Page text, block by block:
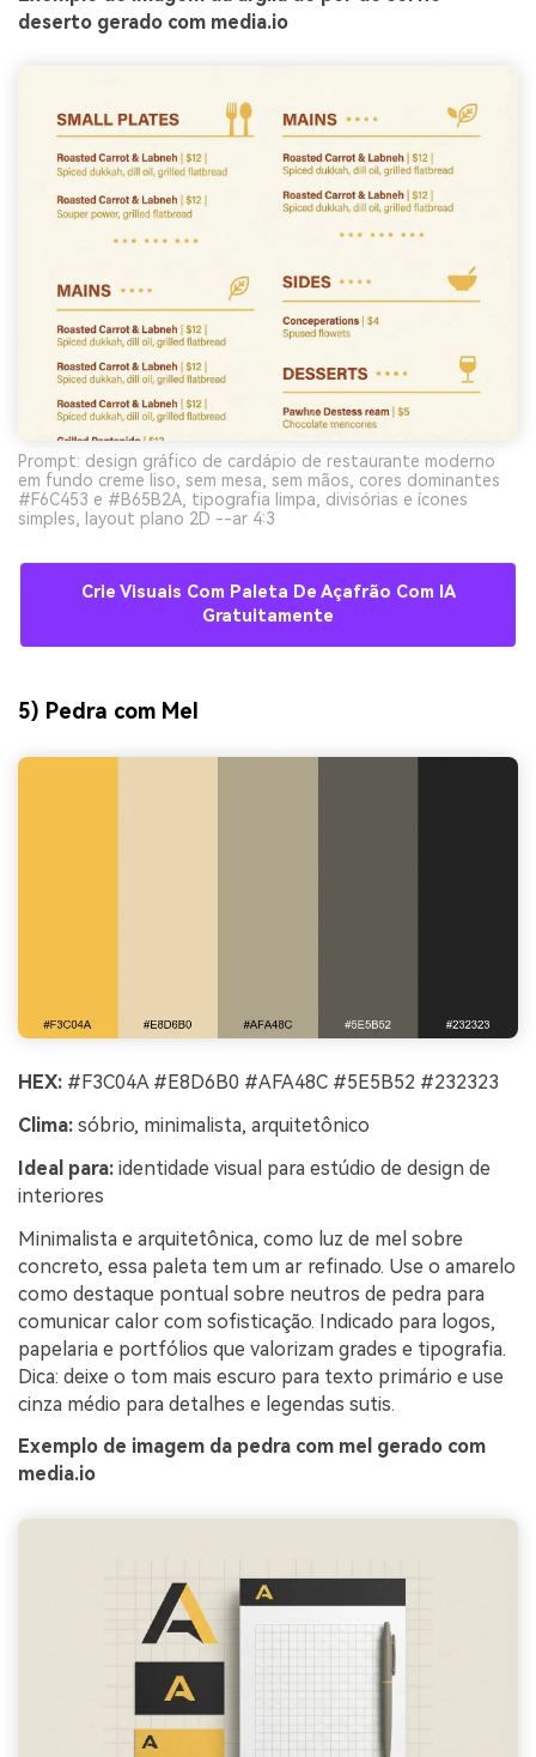
deserto gerado com media.io
Prompt: design gráfico de cardápio de restaurante moderno
em fundo creme liso, sem mesa, sem mãos, cores dominantes
#F6C453 e #B65B2A, tipografia limpa, divisórias e ícones
simples, layout plano 2D --ar 4:3
Crie Visuais Com Paleta De Açafrão Com IA
Gratuitamente
5) Pedra com Mel
HEX: #F3C04A #E8D6B0 #AFA48C #5E5B52 #232323
Clima: sóbrio, minimalista, arquitetônico
Ideal para: identidade visual para estúdio de design de
interiores
Minimalista e arquitetônica, como luz de mel sobre
concreto, essa paleta tem um ar refinado. Use o amarelo
como destaque pontual sobre neutros de pedra para
comunicar calor com sofisticação. Indicado para logos,
papelaria e portfólios que valorizam grades e tipografia.
Dica: deixe o tom mais escuro para texto primário e use
cinza médio para detalhes e legendas sutis.
Exemplo de imagem da pedra com mel gerado com
media.io